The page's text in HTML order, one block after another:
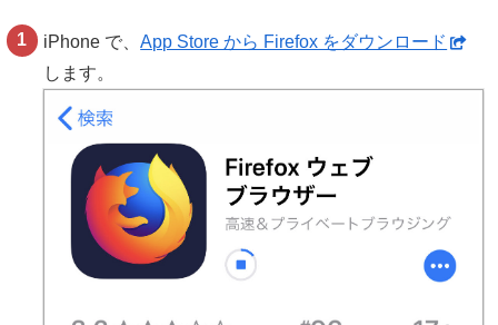
iPhone で、App Store から Firefox をダウンロード
します。